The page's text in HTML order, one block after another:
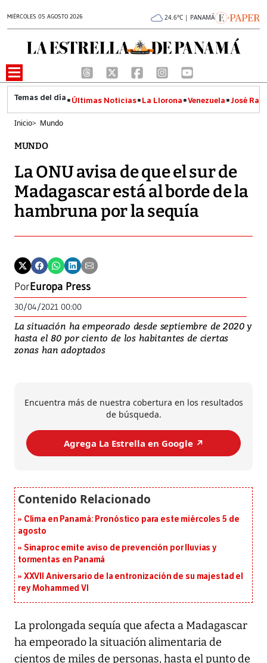
MIÉRCOLES 05 AGOSTO 2026 24.6°C | PANAMÁ
Últimas Noticias La Llorona Venezuela José
Inicio> Mundo
MUNDO
La ONU avisa de que el sur de
Madagascar está al borde de la
hambruna por la sequía
PorEuropa Press
30/04/2021 00:00
La situación ha empeorado desde septiembre de 2020 y
hasta el 80 por ciento de los habitantes de ciertas
zonas han adoptados
Encuentra más de nuestra cobertura en los resultados
de búsqueda.
Agrega La Estrella en Google ↗️
Clima en Panamá: Pronóstico para este miércoles 5 de
agosto
Sinaproc emite aviso de prevención por lluvias y
tormentas en Panamá
XXVII Aniversario de la entronización de su majestad el
rey Mohammed VI
La prolongada sequía que afecta a Madagascar
ha empeorado la situación alimentaria de
cientos de miles de personas, hasta el punto de